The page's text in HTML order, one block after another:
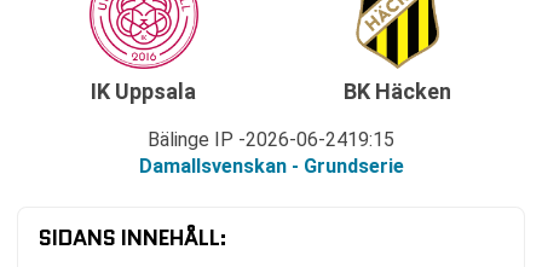
IK Uppsala
Bälinge IP 2026-06-2419:15
Damallsvenskan - Grundserie
BK Häcken
SIDANS INNEHÅLL: